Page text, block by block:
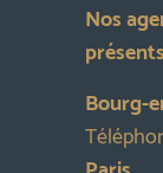
Nos
Bourg-